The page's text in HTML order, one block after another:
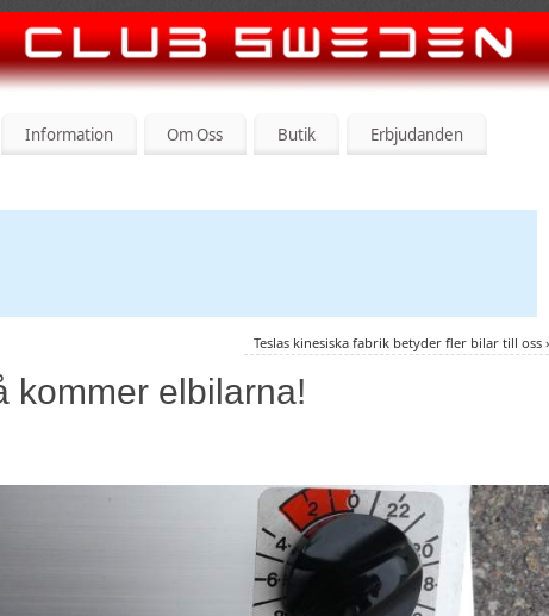
Information Om Oss Butik Erbjudanden
Teslas kinesiska fabrik betyder fler bilar till oss
kommer elbilarna!